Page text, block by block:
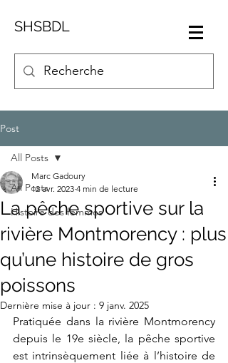
SHSBDL
Post
All Posts
Histoire des femmes
All Posts
La pêche sportive sur la
rivière Montmorency : plus
qu’une histoire de gros
poissons
Marc Gadoury
12 avr. 2023 4 min de lecture
Dernière mise à jour : 9 janv. 2025
Pratiquée dans la rivière Montmorency
depuis le 19e siècle, la pêche sportive
est intrinsèquement liée à l’histoire de